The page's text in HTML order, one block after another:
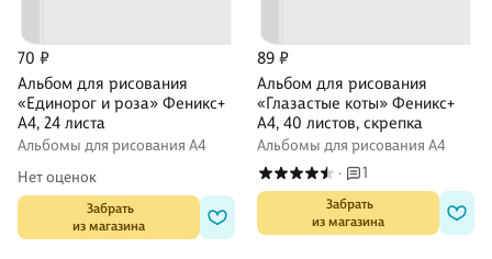
70 ₽
Альбом для рисования
«Единорог и роза» Феникс+
А4, 24 листа
Альбомы для рисования А4
Нет оценок
Забрать
из магазина
89 ₽
Альбом для рисования
«Глазастые коты» Феникс+
А4, 40 листов, скрепка
Альбомы для рисования А4
· 1
Забрать
из магазина